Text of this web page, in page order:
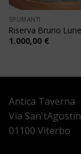
SPUMANTI
Riserva Bruno
1.000,00 €
Antica Taverna
Via
01100 Viterbo